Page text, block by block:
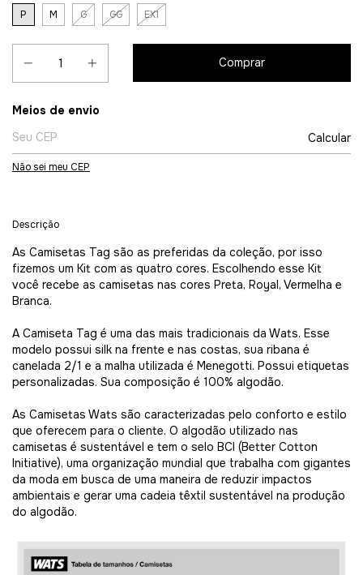
P
M G GG EX1
Entregas para o CEP:
Meios de envio
Calcular
Não sei meu CEP
Descrição
As Camisetas Tag são as preferidas da coleção, por isso
fizemos um Kit com as quatro cores. Escolhendo esse Kit
você recebe as camisetas nas cores Preta, Royal, Vermelha e
Branca.
A Camiseta Tag é uma das mais tradicionais da Wats. Esse
modelo possui silk na frente e nas costas, sua ribana é
canelada 2/1 e a malha utilizada é Menegotti. Possui etiquetas
personalizadas. Sua composição é 100% algodão.
As Camisetas Wats são caracterizadas pelo conforto e estilo
que oferecem para o cliente. O algodão utilizado nas
camisetas é sustentável e tem o selo BCI (Better Cotton
Initiative), uma organização mundial que trabalha com gigantes
da moda em busca de uma maneira de reduzir impactos
ambientais e gerar uma cadeia têxtil sustentável na produção
do algodão.